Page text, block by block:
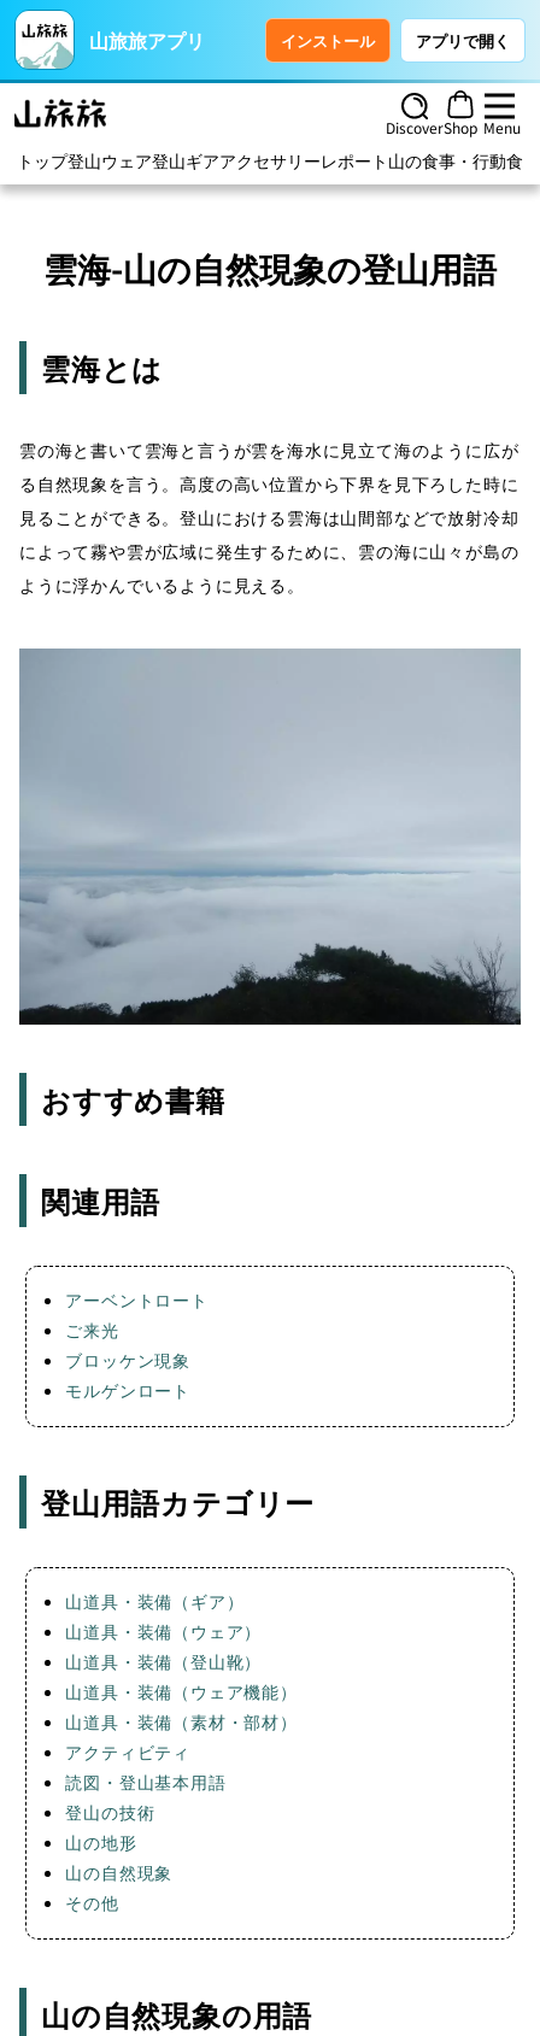
山旅旅アプリ インストール アプリで開く
DiscoverShop Menu
トップ登山ウェア登山ギアアクセサリーレポート 山の食事・行動食
雲海-山の自然現象の登山用語
雲海とは
雲の海と書いて雲海と言うが雲を海水に見立て海のように広が
る自然現象を言う。高度の高い位置から下界を見下ろした時に
見ることができる。登山における雲海は山間部などで放射冷却
によって霧や雲が広域に発生するために、雲の海に山々が島の
ように浮かんでいるように見える。
おすすめ書籍
関連用語
アーベントロート
ご来光
ブロッケン現象
モルゲンロート
登山用語カテゴリー
山道具・装備（ギア）
山道具・装備（ウェア）
山道具・装備（登山靴）
山道具・装備（ウェア機能）
山道具・装備（素材・部材）
アクティビティ
読図・登山基本用語
登山の技術
山の地形
山の自然現象
その他
山の自然現象の用語